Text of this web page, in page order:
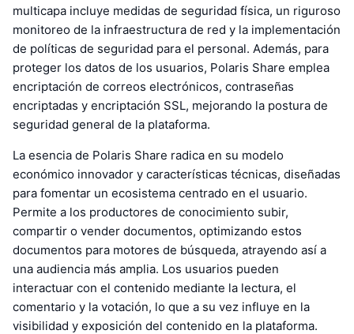
multicapa incluye medidas de seguridad física, un riguroso
monitoreo de la infraestructura de red y la implementación
de políticas de seguridad para el personal. Además, para
proteger los datos de los usuarios, Polaris Share emplea
encriptación de correos electrónicos, contraseñas
encriptadas y encriptación SSL, mejorando la postura de
seguridad general de la plataforma.
La esencia de Polaris Share radica en su modelo
económico innovador y características técnicas, diseñadas
para fomentar un ecosistema centrado en el usuario.
Permite a los productores de conocimiento subir,
compartir o vender documentos, optimizando estos
documentos para motores de búsqueda, atrayendo así a
una audiencia más amplia. Los usuarios pueden
interactuar con el contenido mediante la lectura, el
comentario y la votación, lo que a su vez influye en la
visibilidad y exposición del contenido en la plataforma.